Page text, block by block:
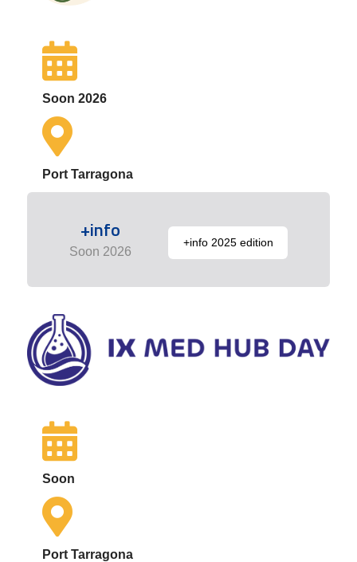
Soon 2026
Port Tarragona
+info
Soon 2026
+info 2025 edition
Soon
Port Tarragona